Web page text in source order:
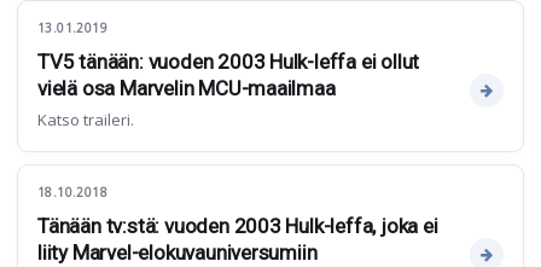
13.01.2019
TV5 tänään: vuoden 2003 Hulk-leffa ei ollut
vielä osa Marvelin MCU-maailmaa
Katso traileri.
18.10.2018
Tänään tv:stä: vuoden 2003 Hulk-leffa, joka ei
liity Marvel-elokuvauniversumiin